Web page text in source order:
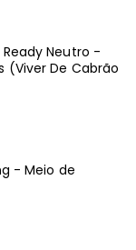
Neutro -
(Viver De Cabrão
- Meio de